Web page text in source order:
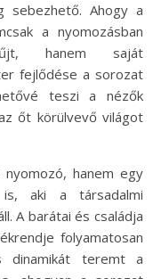
sebezhető. Ahogy a
a nyomozásban
hanem saját
fejlődése a sorozat
teszi a nézők
őt körülvevő világot
hanem egy
aki a társadalmi
A barátai és családja
folyamatosan
dinamikát teremt a